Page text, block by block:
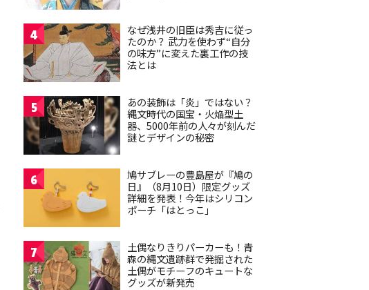
4
なぜ浅井の旧臣は秀吉に従っ
たのか？ 武力を使わず“自分
の味方”に変えた裏工作の技
法とは
5
あの装飾は「炎」ではない？
縄文時代の国宝・火焔型土
器、5000年前の人々が刻んだ
謎とデザインの秘密
6
鳩サブレーの豊島屋が『鳩の
日』（8月10日）限定グッズ
詳細を発表！今年はシリコン
ポーチ「はとっこ」
7
土偶なりきりパーカーも！青
森の縄文遺跡群で発掘された
土偶がモチーフのキュートな
グッズが新発売